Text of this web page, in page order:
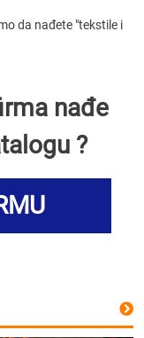
da nađete "tekstile i
nađe
?